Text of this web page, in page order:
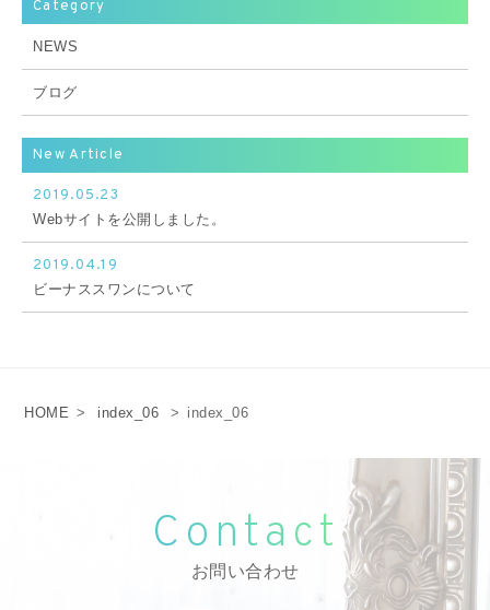
Category
NEWS
ブログ
New Article
2019.05.23
Webサイトを公開しました。
2019.04.19
ビーナススワンについて
HOME > index_06 > index_06
Contact
お問い合わせ